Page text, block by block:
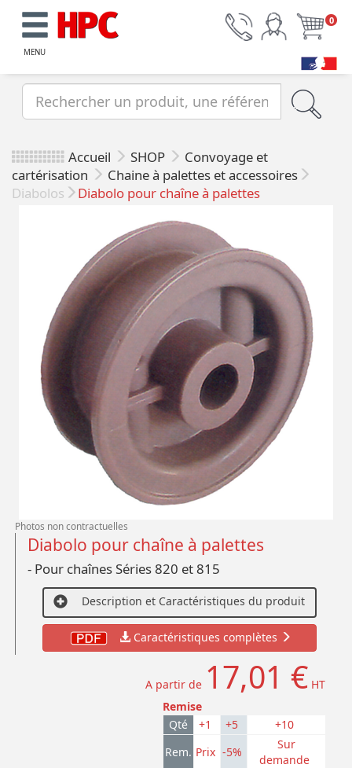
MENU
0
Accueil SHOP
Convoyage et
cartérisation
Chaine à palettes et accessoires
Diabolos
Diabolo pour chaîne à palettes
Photos non contractuelles
Diabolo pour chaîne à palettes
- Pour chaînes Séries 820 et 815
Description et Caractéristiques du produit
Caractéristiques complètes
A partir de 17,01 € HT
Remise
Qté
+1 +5
+10
Rem. Prix -5%
Sur
demande